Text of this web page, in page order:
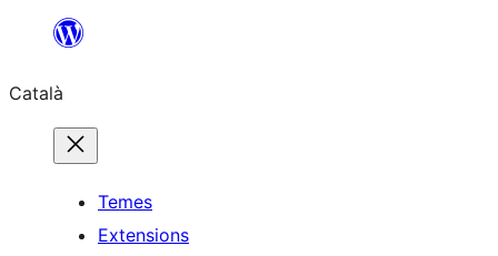
contingut
Català
Temes
Extensions